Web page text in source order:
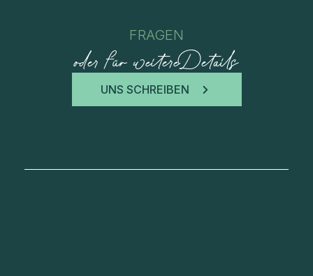
FRAGEN
oder für weitere Details
UNS SCHREIBEN